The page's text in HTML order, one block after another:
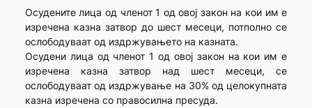
Осудените лица од членот 1 од овој закон на кои им е
изречена казна затвор до шест месеци, потполно се
ослободуваат од издржувањето на казната.
Осудени лица од членот 1 од овој закон на кои им е
изречена казна затвор над шест месеци, се
ослободуваат од издржување на 30% од целокупната
казна изречена со правосилна пресуда.